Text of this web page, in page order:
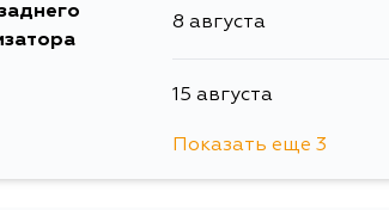
8 августа
15 августа
Показать еще 3